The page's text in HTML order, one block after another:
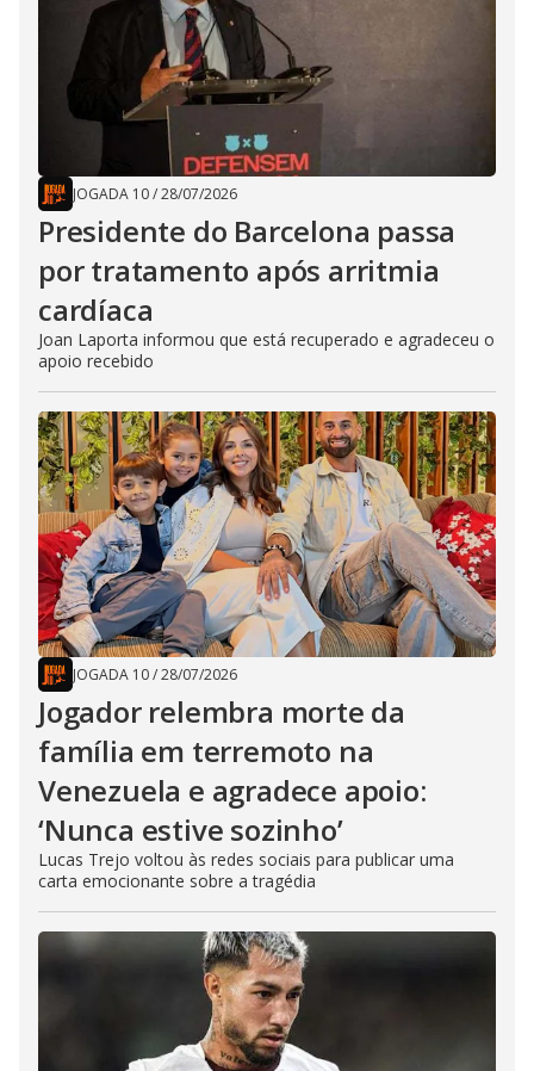
JOGADA 10/28/07/2026
Presidente do Barcelona passa
por tratamento após arritmia
cardíaca
Joan Laporta informou que está recuperado e agradeceu o
apoio recebido
JOGADA 10/28/07/2026
Jogador relembra morte da
família em terremoto na
Venezuela e agradece apoio:
‘Nunca estive sozinho’
Lucas Trejo voltou às redes sociais para publicar uma
carta emocionante sobre a tragédia